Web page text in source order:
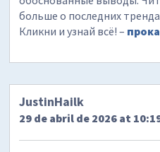
больше о последних
Кликни и узнай всё! –
JustinHailk
29 de abril de 2026 at